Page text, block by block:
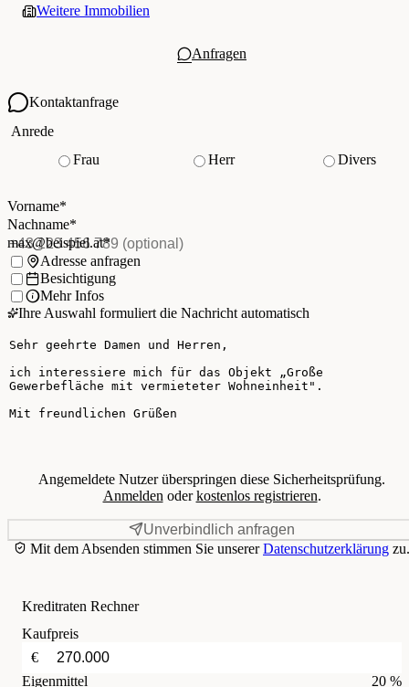
Weitere Immobilien
Anfragen
Kontaktanfrage
Ihre Kontaktdaten
Anrede
Frau
Herr
Divers
Vorname*
Nachname
Nachname*
E-Mail*(Pflichtfeld)
max@beispiel.at*
Telefon(optional)
Ich möchte:Adresse anfragen
Besichtigung
Mehr Infos
Ihre Auswahl formuliert die Nachricht automatisch
Ihre Nachricht
Angemeldete Nutzer überspringen diese Sicherheitsprüfung.
Anmelden oderkostenlos registrieren.
Unverbindlich anfragen
Mit dem Absenden stimmen Sie unsererDatenschutzerklärung zu.
Kreditraten Rechner
Kaufpreis
€
Eigenmittel
20 %